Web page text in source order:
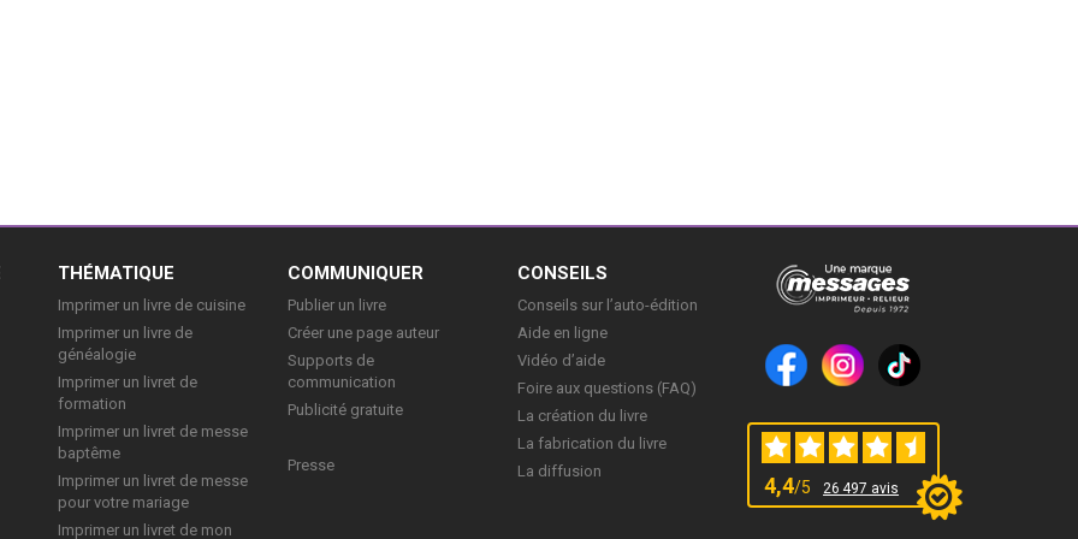
THÉMATIQUE
Imprimer un livre de cuisine
Imprimer un livre de
généalogie
Imprimer un livret de
formation
Imprimer un livret de messe
baptême
Imprimer un livret de messe
pour votre mariage
Imprimer un livret de mon
COMMUNIQUER
Publier un livre
Créer une page auteur
Supports de
communication
Publicité gratuite
Presse
CONSEILS
Conseils sur l’auto-édition
Aide en ligne
Vidéo d’aide
Foire aux questions (FAQ)
La création du livre
La fabrication du livre
La diffusion
4,4/5 26 497 avis